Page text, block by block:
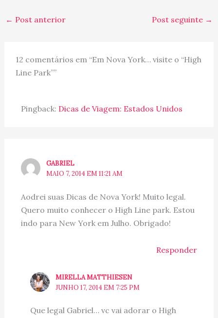
← Post anterior Post seguinte →
12 comentários em “Em Nova York… visite o “High
Line Park””
Pingback: Dicas de Viagem: Estados Unidos
GABRIEL
MAIO 7, 2014 EM 11:21 AM
Aodrei suas Dicas de Nova York! Muito legal.
Quero muito conhecer o High Line park. Estou
indo para New York em Julho. Obrigado!
Responder
MIRELLA MATTHIESEN
JUNHO 17, 2014 EM 7:25 PM
Que legal Gabriel… vc vai adorar o High